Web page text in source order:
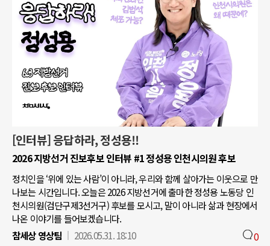
[인터뷰] 응답하라, 정성용!!
2026 지방선거 진보후보 인터뷰 #1 정성용 인천시의원 후보
정치인을 ‘위에 있는 사람’이 아니라, 우리와 함께 살아가는 이웃으로 만
나보는 시간입니다. 오늘은 2026 지방선거에 출마한 정성용 노동당 인
천시의원(검단구제3선거구) 후보를 모시고, 말이 아니라 삶과 현장에서
나온 이야기를 들어보겠습니다.
참세상 영상팀
2026.05.31. 18:10 0